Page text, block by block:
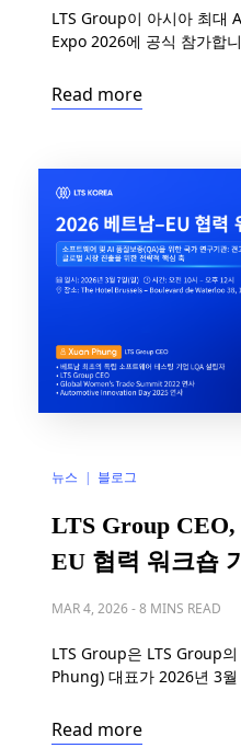
LTS Group이 아시아 최대
Expo 2026에 공식 참가합
Summit Seoul & Expo
Expo는 2018년 이래로 매
Read more
뉴스 블로그
LTS Group CEO,
EU 협력 워크숍
MAR 4, 2026-8 MINS READ
LTS Group은 LTS Group
Phung) 대표가 2026년 3
술·무역 협력 워크숍에서
Read more